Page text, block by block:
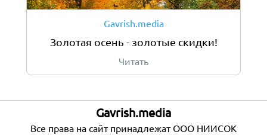
Gavrish.media
Золотая осень - золотые скидки!
Читать
Gavrish.media
Все права на сайт принадлежат ООО НИИСОК